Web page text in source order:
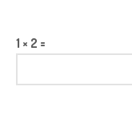
1 × 2 =